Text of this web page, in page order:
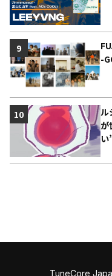
-
9
ル
が
10
TuneCore